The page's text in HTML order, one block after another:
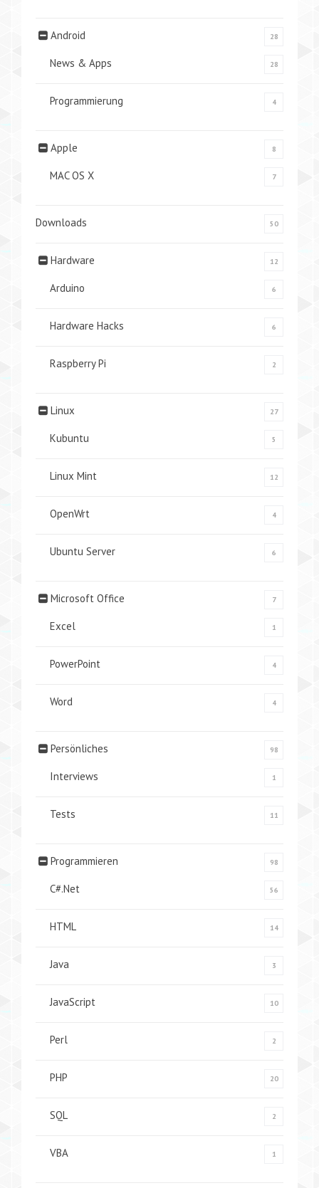
Android 28
News & Apps 28
Programmierung 4
Apple 8
MAC OS X 7
Downloads 50
Hardware 12
Arduino 6
Hardware Hacks 6
Raspberry Pi 2
Linux 27
Kubuntu 5
Linux Mint 12
OpenWrt 4
Ubuntu Server 6
Microsoft Office 7
Excel 1
PowerPoint 4
Word 4
Persönliches 98
Interviews 1
Tests 11
Programmieren 98
C#.Net 56
HTML 14
Java 3
JavaScript 10
Perl 2
PHP 20
SQL 2
VBA 1